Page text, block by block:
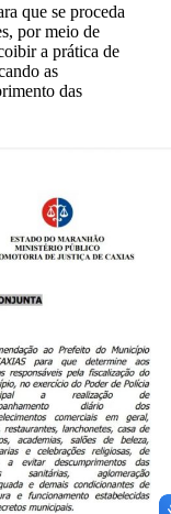
que se proceda
por meio de
a prática de
as
das